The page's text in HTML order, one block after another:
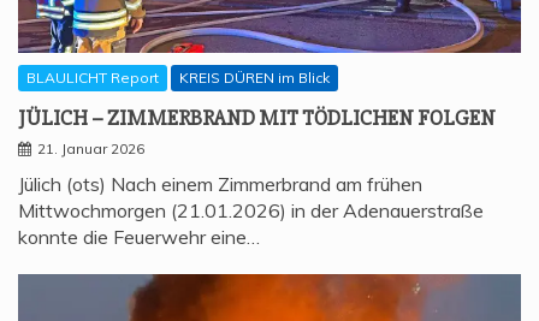
BLAULICHT Report KREIS DÜREN im Blick
JÜLICH – ZIM­MER­BRAND MIT TÖD­LI­CHEN FOLGEN
21. Januar 2026
Jülich (ots) Nach einem Zimmerbrand am frühen
Mittwochmorgen (21.01.2026) in der Adenauerstraße
konnte die Feuerwehr eine…